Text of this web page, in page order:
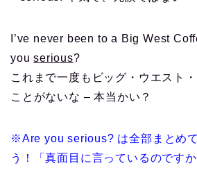
I’ve never been to a Big West
youserious?
これまで一度もビッグ・ウエスト
ことがないな – 本当かい？
※Are you serious? は全部まとめ
う！「真面目に言っているのです